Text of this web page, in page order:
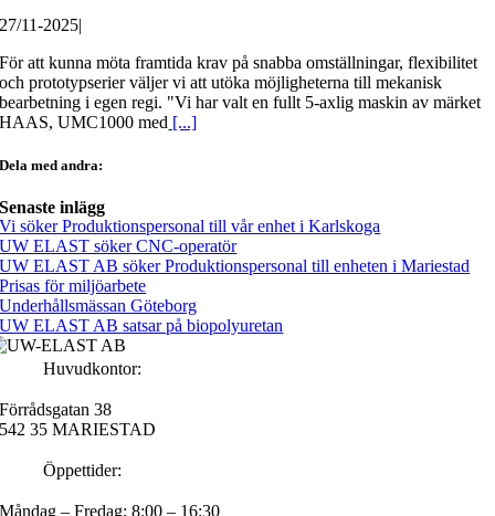
27/11-2025|
För att kunna möta framtida krav på snabba omställningar, flexibilitet
och prototypserier väljer vi att utöka möjligheterna till mekanisk
bearbetning i egen regi. "Vi har valt en fullt 5-axlig maskin av märket
HAAS, UMC1000 med [...]
Dela med andra:
Senaste inlägg
Vi söker Produktionspersonal till vår enhet i Karlskoga
UW ELAST söker CNC-operatör
UW ELAST AB söker Produktionspersonal till enheten i Mariestad
Prisas för miljöarbete
Underhållsmässan Göteborg
UW ELAST AB satsar på biopolyuretan
Huvudkontor:
Förrådsgatan 38
542 35 MARIESTAD
Öppettider:
Måndag – Fredag: 8:00 – 16:30